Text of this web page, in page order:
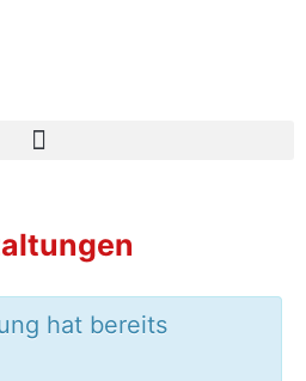
hat bereits